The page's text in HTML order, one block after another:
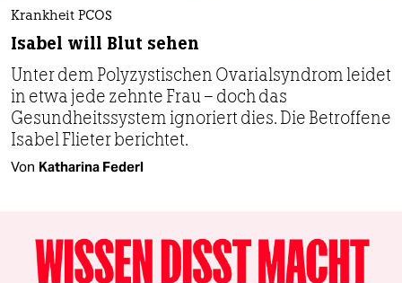
Krankheit PCOS
Isabel will Blut sehen
Unter dem Polyzystischen Ovarialsyndrom leidet
in etwa jede zehnte Frau – doch das
Gesundheits­system ignoriert dies. Die Betroffene
Isabel Flieter berichtet.
Von Katharina Federl